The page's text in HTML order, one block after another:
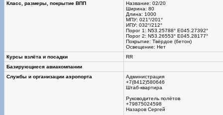
Класс, размеры, покрытие ВПП
Название: 02/20
Ширина: 80
Длина: 1000
МПУ: 021°/201°
ИПУ: 032°/212°
Порог 1: N53.25788° E045.27392°
Порог 2: N53.26553° E045.28177°
Покрытие: Твёрдое (бетон)
Освещение: Нет
Курсы взлёта и посадки
RR
Базирующиеся авиакомпании
Службы и организации аэропорта
Администрация
+7(8412)580646
Штаб-квартира
Руководитель полётов
+79875024598
Назаров Сергей